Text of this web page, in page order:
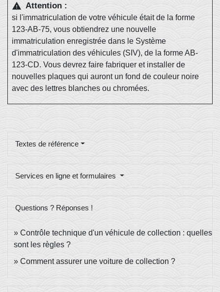
warning Attention :
si l'immatriculation de votre véhicule était de la forme
123-AB-75, vous obtiendrez une nouvelle
immatriculation enregistrée dans le Système
d'immatriculation des véhicules (SIV), de la forme AB-
123-CD. Vous devrez faire fabriquer et installer de
nouvelles plaques qui auront un fond de couleur noire
avec des lettres blanches ou chromées.
Textes de référence
Services en ligne et formulaires
Questions ? Réponses !
Contrôle technique d'un véhicule de collection : quelles
sont les règles ?
Comment assurer une voiture de collection ?